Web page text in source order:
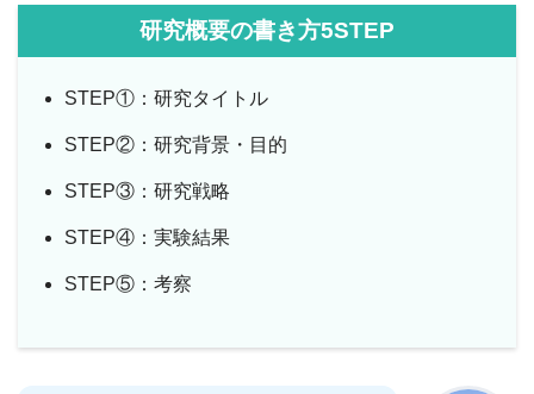
研究概要の書き方5STEP
STEP①：研究タイトル
STEP②：研究背景・目的
STEP③：研究戦略
STEP④：実験結果
STEP⑤：考察